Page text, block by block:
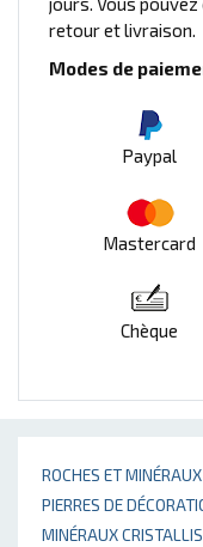
ROCHES ET
PIERRES DE
MINÉRAUX
retour et livraison.
Modes de
Paypal
Mastercard
Chèque